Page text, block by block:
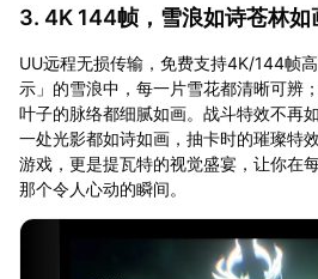
3. 4K 144帧，雪浪如诗苍林如
UU远程无损传输，免费支持4K/144帧
示」的雪浪中，每一片雪花都清晰可辨
叶子的脉络都细腻如画。战斗特效不再
一处光影都如诗如画，抽卡时的璀璨特
游戏，更是提瓦特的视觉盛宴，让你在
那个令人心动的瞬间。